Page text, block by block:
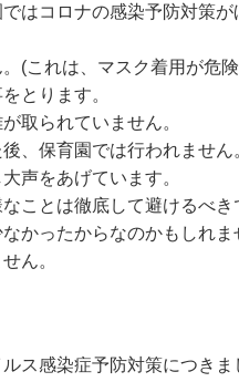
はコロナの感染予防対策が
。(これは、マスク着用が危
とります。
取られていません。
、保育園では行われません
声をあげています。
ことは徹底して避けるべき
かったからなのかもしれ
ん。
ス感染症予防対策につき